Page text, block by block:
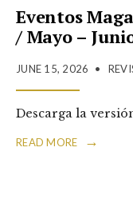
Eventos
/ Mayo –
JUNE 15, 2026 •
Descarga la
READ MORE →